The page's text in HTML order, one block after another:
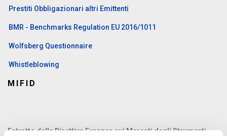
Prestiti Obbligazionari altri Emittenti
BMR - Benchmarks Regulation EU 2016/1011
Wolfsberg Questionnaire
Whistleblowing
MIFID
Estratto della Direttiva Europea sui Mercati degli Strumenti